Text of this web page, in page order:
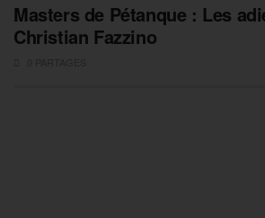
Masters de Pétanque : Les
Christian Fazzino